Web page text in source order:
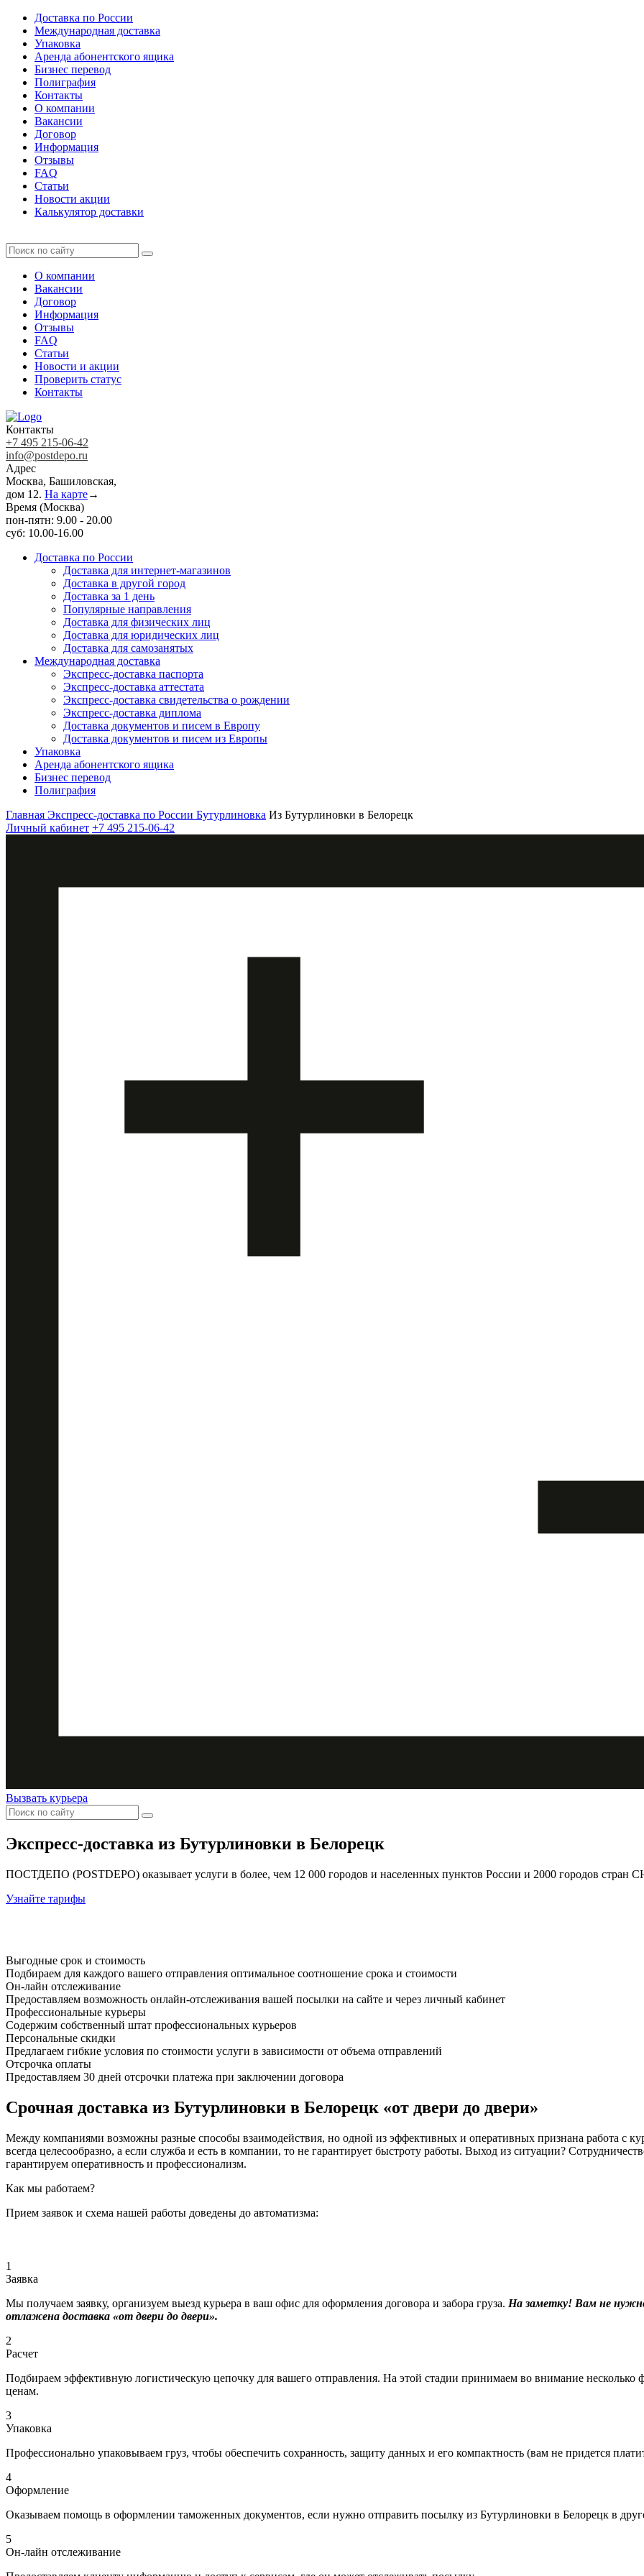
Доставка по России
Международная доставка
Упаковка
Аренда абонентского ящика
Бизнес перевод
Полиграфия
Контакты
О компании
Вакансии
Договор
Информация
Отзывы
FAQ
Статьи
Новости акции
Калькулятор доставки
О компании
Вакансии
Договор
Информация
Отзывы
FAQ
Статьи
Новости и акции
Проверить статус
Контакты
Контакты
+7 495 215-06-42
info@postdepo.ru
Адрес
Москва, Башиловская,
дом 12. На карте→
Время (Москва)
пон-пятн: 9.00 - 20.00
суб: 10.00-16.00
Доставка по России
Доставка для интернет-магазинов
Доставка в другой город
Доставка за 1 день
Популярные направления
Доставка для физических лиц
Доставка для юридических лиц
Доставка для самозанятых
Международная доставка
Экспресс-доставка паспорта
Экспресс-доставка аттестата
Экспресс-доставка свидетельства о рождении
Экспресс-доставка диплома
Доставка документов и писем в Европу
Доставка документов и писем из Европы
Упаковка
Аренда абонентского ящика
Бизнес перевод
Полиграфия
Главная Экспресс-доставка по России Бутурлиновка Из Бутурлиновки в Белорецк
Личный кабинет +7 495 215-06-42
Вызвать курьера
Экспресс-доставка из Бутурлиновки в Белорецк
ПОСТДЕПО (POSTDEPO) оказывает услуги в более, чем 12 000 городов и населенных пунктов России и 2000 городов стран
Узнайте тарифы
Выгодные срок и стоимость
Подбираем для каждого вашего отправления оптимальное соотношение срока и стоимости
Он-лайн отслеживание
Предоставляем возможность онлайн-отслеживания вашей посылки на сайте и через личный кабинет
Профессиональные курьеры
Содержим собственный штат профессиональных курьеров
Персональные скидки
Предлагаем гибкие условия по стоимости услуги в зависимости от объема отправлений
Отсрочка оплаты
Предоставляем 30 дней отсрочки платежа при заключении договора
Срочная доставка из Бутурлиновки в Белорецк «от двери до двери»
Между компаниями возможны разные способы взаимодействия, но одной из эффективных и оперативных признана работа с
всегда целесообразно, а если служба и есть в компании, то не гарантирует быстроту работы. Выход из ситуации?
гарантируем оперативность и профессионализм.
Как мы работаем?
Прием заявок и схема нашей работы доведены до автоматизма:
1
Заявка
Мы получаем заявку, организуем выезд курьера в ваш офис для оформления договора и забора груза. На заметку! Вам не
отлажена доставка «от двери до двери».
2
Расчет
Подбираем эффективную логистическую цепочку для вашего отправления. На этой стадии принимаем во внимание несколько
ценам.
3
Упаковка
Профессионально упаковываем груз, чтобы обеспечить сохранность, защиту данных и его компактность (вам не придется
4
Оформление
Оказываем помощь в оформлении таможенных документов, если нужно отправить посылку из Бутурлиновки в Белорецк в
5
Он-лайн отслеживание